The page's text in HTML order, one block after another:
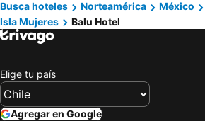
Busca hoteles
Norteamérica México
Isla Mujeres
Balu Hotel
Elige tu país
Agregar en Google